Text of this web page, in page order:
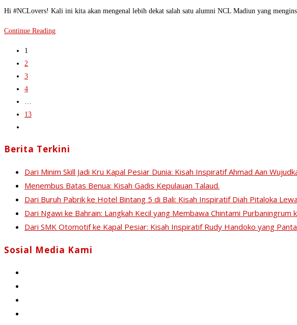
Hilton
Hi #NCLovers! Kali ini kita akan mengenal lebih dekat salah satu alumni NCL Madiun yang
Continue ReadingAlumni
N
Dlanggu,
Mojokerto.
Meniti
Kuliner.!
1
2
3
4
13
the
page
Berita Terkini
Dari Minim Skill Jadi Kru Kapal Pesiar Dunia: Kisah Inspiratif Ahmad Aan
Menembus Batas Benua: Kisah Gadis Kepulauan Talaud.
Dari Buruh Pabrik ke Hotel Bintang 5 di Bali: Kisah Inspiratif Diah Pitaloka
Dari Ngawi ke Bahrain: Langkah Kecil yang Membawa Chintami Purbaningrum
Dari SMK Otomotif ke Kapal Pesiar: Kisah Inspiratif Rudy Handoko yang
Sosial Media Kami